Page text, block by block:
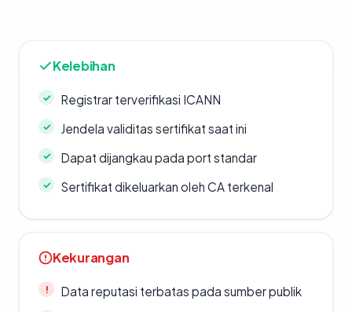
Kelebihan
Registrar terverifikasi ICANN
Jendela validitas sertifikat saat ini
Dapat dijangkau pada port standar
Sertifikat dikeluarkan oleh CA terkenal
Kekurangan
Data reputasi terbatas pada sumber publik